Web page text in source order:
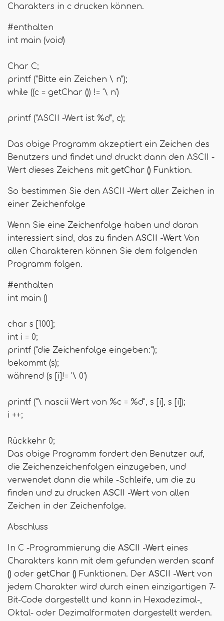
Charakters in c drucken können.
#enthalten
int main (void)
Char C;
printf ("Bitte ein Zeichen \ n");
while ((c = getChar ()) != '\ n')
printf ("ASCII -Wert ist %d", c);
Das obige Programm akzeptiert ein Zeichen des
Benutzers und findet und druckt dann den ASCII -
Wert dieses Zeichens mit getChar () Funktion.
So bestimmen Sie den ASCII -Wert aller Zeichen in
einer Zeichenfolge
Wenn Sie eine Zeichenfolge haben und daran
interessiert sind, das zu finden ASCII -Wert Von
allen Charakteren können Sie dem folgenden
Programm folgen.
#enthalten
int main ()
char s [100];
int i = 0;
printf ("die Zeichenfolge eingeben:");
bekommt (s);
während (s [i]!= '\ 0')
printf ("\ nascii Wert von %c = %d", s [i], s [i]);
i ++;
Rückkehr 0;
Das obige Programm fordert den Benutzer auf,
die Zeichenzeichenfolgen einzugeben, und
verwendet dann die while -Schleife, um die zu
finden und zu drucken ASCII -Wert von allen
Zeichen in der Zeichenfolge.
Abschluss
In C -Programmierung die ASCII -Wert eines
Charakters kann mit dem gefunden werden scanf
() oder getChar () Funktionen. Der ASCII -Wert von
jedem Charakter wird durch einen einzigartigen 7-
Bit-Code dargestellt und kann in Hexadezimal-,
Oktal- oder Dezimalformaten dargestellt werden.